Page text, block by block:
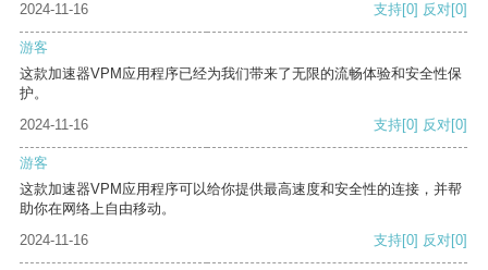
2024-11-16 支持[0] 反对[0]
游客
这款加速器VPM应用程序已经为我们带来了无限的流畅体验和安全性保
护。
2024-11-16
支持[0] 反对[0]
游客
这款加速器VPM应用程序可以给你提供最高速度和安全性的连接，并帮
助你在网络上自由移动。
2024-11-16
支持[0] 反对[0]